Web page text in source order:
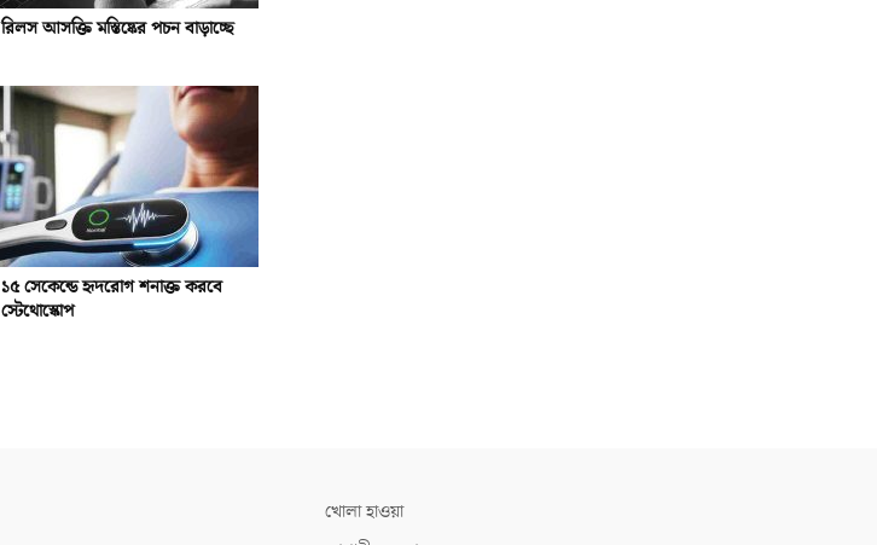
রিলস আসক্তি মস্তিষ্কের পচন বাড়াচ্ছে
১৫ সেকেন্ডে হৃদরোগ শনাক্ত করবে
স্টেথোস্কোপ
খোলা হাওয়া